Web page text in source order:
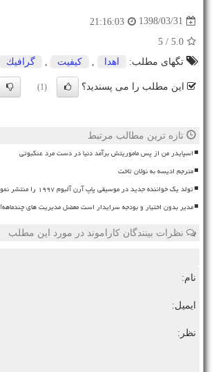
1398/03/31
21:16:03
5.0
/ 5
تگهای مطلب:
اهدا كیفیت گرافیك
این مطلب را می پسندید؟ (1)
تازه ترین مطالب مرتبط
اسپایدر من از پس ماموریتش برآمد دنیا در دست مرد عنکبوتی
مترجم ادیسه به نولان تاخت
تولد یک خواننده جدید در موسیقی پاپ آرن آلبوم ۱۹۹۷ را منتشر نمود
مدیر بدون اختیار و بودجه سرایدار است معضل مدیریت های چندماهه!
نظرات بینندگان کاراموند در مورد این مطلب
نام:
ایمیل:
نظر: